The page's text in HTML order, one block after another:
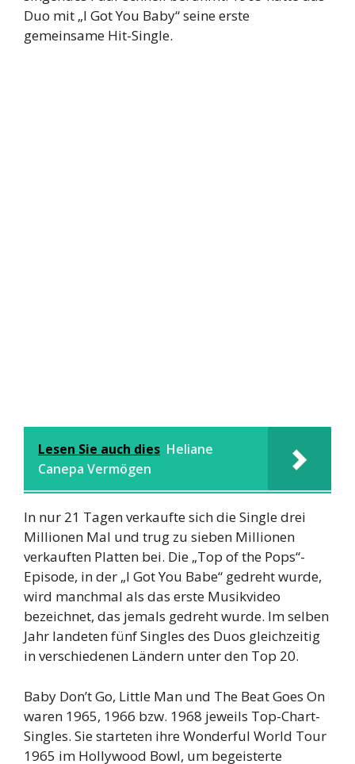
Duo mit „I Got You Baby“ seine erste
gemeinsame Hit-Single.
Lesen Sie auch dies Heliane
Canepa Vermögen
In nur 21 Tagen verkaufte sich die Single drei
Millionen Mal und trug zu sieben Millionen
verkauften Platten bei. Die „Top of the Pops“-
Episode, in der „I Got You Babe“ gedreht wurde,
wird manchmal als das erste Musikvideo
bezeichnet, das jemals gedreht wurde. Im selben
Jahr landeten fünf Singles des Duos gleichzeitig
in verschiedenen Ländern unter den Top 20.
Baby Don’t Go, Little Man und The Beat Goes On
waren 1965, 1966 bzw. 1968 jeweils Top-Chart-
Singles. Sie starteten ihre Wonderful World Tour
1965 im Hollywood Bowl, um begeisterte